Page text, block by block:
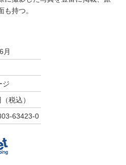
持つ。
月
ジ
税込）
63423-0